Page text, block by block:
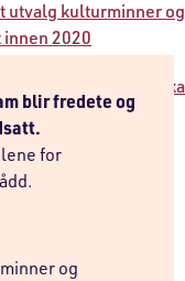
utvalg kulturminner og
2020
anlegg og fartøy
blir fredete og
for
og